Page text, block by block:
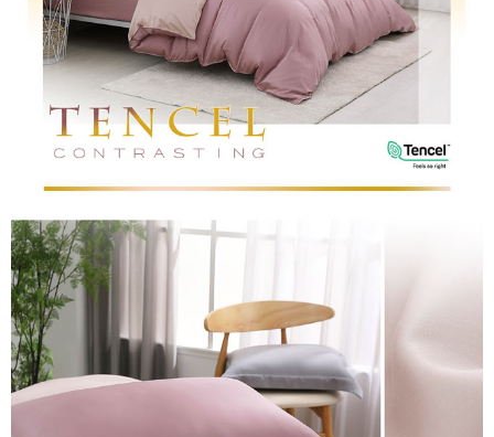
３．未成年的使用者請事先徵得法定代理人或監護人之同意方可使用
「AFTEE先享後付」，若未經同意申辦者引起之損失，本公司不負相關責
任。
４．使用「AFTEE先享後付」時，將依據個別帳號之用戶狀況，依本公司即
時審查核予不同之上限額度；若仍有額度不足之情形，本公司將視審查結果
請求用戶進行身份認證。
５．嚴禁一人註冊多個帳號或使用他人資訊註冊。若發現惡意使用之情形，
恩沛科技股份有限公司將有權停止該用戶之使用額度並採取法律行動。